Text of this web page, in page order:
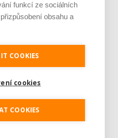
Znáte nejčastějš [...]
dobu rezonuje
i dlouhověkosti. Přesto
funkcí ze sociálních
obsahu a
COOKIES
cookies
COOKIES